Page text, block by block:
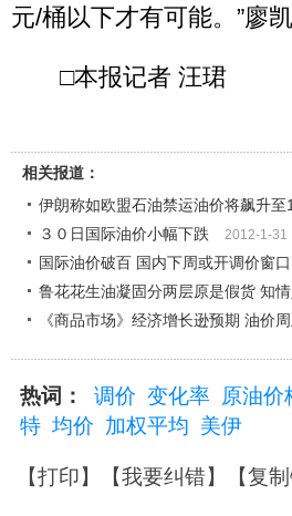
元/桶以下才有可能。”廖凯
□本报记者 汪珺
相关报道：
伊朗称如欧盟石油禁运油价将飙升至
３０日国际油价小幅下跌 2012-1-31
国际油价破百 国内下周或开调价窗口
鲁花花生油凝固分两层原是假货 知
《商品市场》经济增长逊预期 油价
热词： 调价 变化率 原油价
特 均价 加权平均 美伊
【打印】【我要纠错】【复